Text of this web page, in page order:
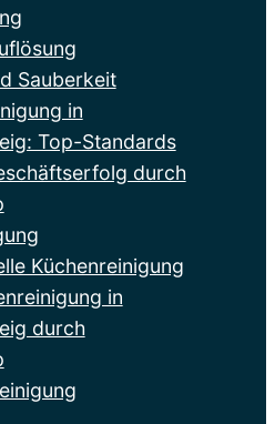
Sauberkeit
in
Top-Standards
durch
Küchenreinigung
in
durch